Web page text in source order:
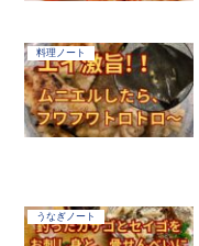
料理ノート
うなぎノート